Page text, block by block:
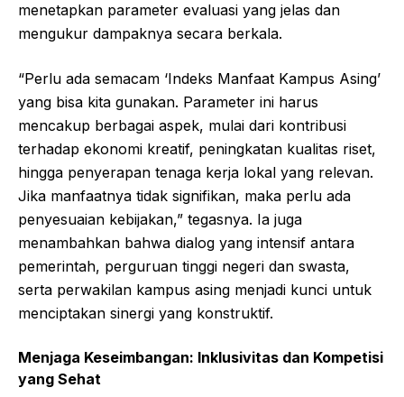
menetapkan parameter evaluasi yang jelas dan
mengukur dampaknya secara berkala.
“Perlu ada semacam ‘Indeks Manfaat Kampus Asing’
yang bisa kita gunakan. Parameter ini harus
mencakup berbagai aspek, mulai dari kontribusi
terhadap ekonomi kreatif, peningkatan kualitas riset,
hingga penyerapan tenaga kerja lokal yang relevan.
Jika manfaatnya tidak signifikan, maka perlu ada
penyesuaian kebijakan,” tegasnya. Ia juga
menambahkan bahwa dialog yang intensif antara
pemerintah, perguruan tinggi negeri dan swasta,
serta perwakilan kampus asing menjadi kunci untuk
menciptakan sinergi yang konstruktif.
Menjaga Keseimbangan: Inklusivitas dan Kompetisi
yang Sehat